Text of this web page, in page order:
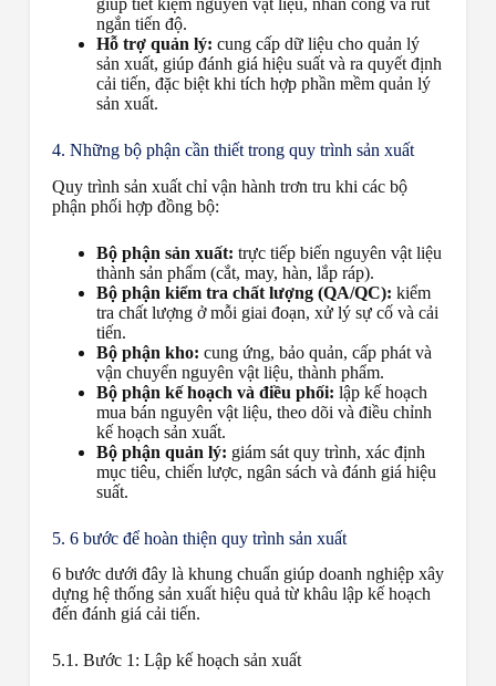
ngắn tiến độ.
Hỗ trợ quản lý: cung cấp dữ liệu cho quản lý
sản xuất, giúp đánh giá hiệu suất và ra quyết định
cải tiến, đặc biệt khi tích hợp phần mềm quản lý
sản xuất.
4. Những bộ phận cần thiết trong quy trình sản xuất
Quy trình sản xuất chỉ vận hành trơn tru khi các bộ
phận phối hợp đồng bộ:
Bộ phận sản xuất: trực tiếp biến nguyên vật liệu
thành sản phẩm (cắt, may, hàn, lắp ráp).
Bộ phận kiểm tra chất lượng (QA/QC): kiểm
tra chất lượng ở mỗi giai đoạn, xử lý sự cố và cải
tiến.
Bộ phận kho: cung ứng, bảo quản, cấp phát và
vận chuyển nguyên vật liệu, thành phẩm.
Bộ phận kế hoạch và điều phối: lập kế hoạch
mua bán nguyên vật liệu, theo dõi và điều chỉnh
kế hoạch sản xuất.
Bộ phận quản lý: giám sát quy trình, xác định
mục tiêu, chiến lược, ngân sách và đánh giá hiệu
suất.
5. 6 bước để hoàn thiện quy trình sản xuất
6 bước dưới đây là khung chuẩn giúp doanh nghiệp xây
dựng hệ thống sản xuất hiệu quả từ khâu lập kế hoạch
đến đánh giá cải tiến.
5.1. Bước 1: Lập kế hoạch sản xuất